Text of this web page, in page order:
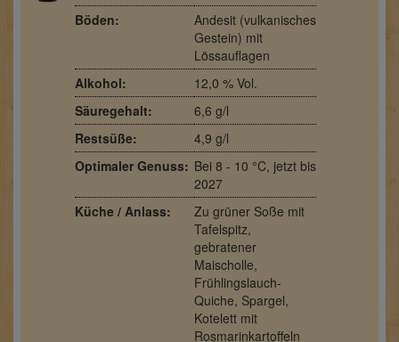
Böden:
Andesit (vulkanisches
Gestein) mit
Lössauflagen
Alkohol:
12,0 % Vol.
Säuregehalt:
6,6 g/l
Restsüße:
4,9 g/l
Optimaler Genuss: Bei 8 - 10 °C, jetzt bis
2027
Küche / Anlass:
Zu grüner Soße mit
Tafelspitz,
gebratener
Maischolle,
Frühlingslauch-
Quiche, Spargel,
Kotelett mit
Rosmarinkartoffeln